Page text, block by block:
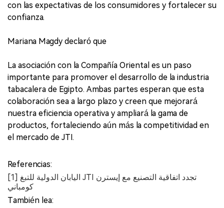
con las expectativas de los consumidores y fortalecer su
confianza.
Mariana Magdy declaró que
La asociación con la Compañía Oriental es un paso
importante para promover el desarrollo de la industria
tabacalera de Egipto. Ambas partes esperan que esta
colaboración sea a largo plazo y creen que mejorará
nuestra eficiencia operativa y ampliará la gama de
productos, fortaleciendo aún más la competitividad en
el mercado de JTI.
Referencias:
[1] اليابان الدولية للتبغ JTI تجدد اتفاقية التصنيع مع إيسترن
كومباني
También lea: